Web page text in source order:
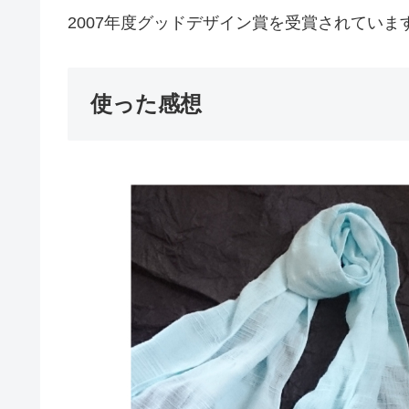
2007年度グッドデザイン賞を受賞されていま
使った感想